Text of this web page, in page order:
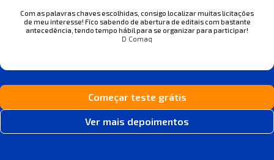
Com as palavras chaves escolhidas, consigo localizar muitas licitações
de meu interesse! Fico sabendo de abertura de editais com bastante
antecedência, tendo tempo hábil para se organizar para participar!
D Comaq
Começar teste grátis
Ver mais depoimentos